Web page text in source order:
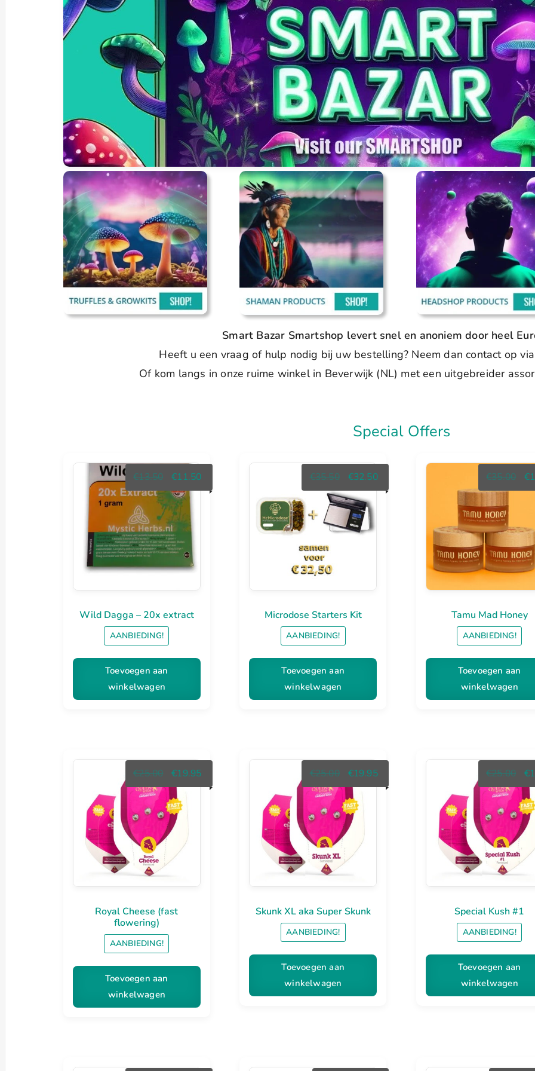
Smart Bazar Smartshop levert snel en anoniem door heel
Heeft u een vraag of hulp nodig bij uw bestelling? Neem dan contact op
Of kom langs in onze ruime winkel in Beverwijk (NL) met een uitgebreider
Special Offers
Wild Dagga – 20x extract
AANBIEDING!
€13.50
Oorspronkelijke
prijs
was:
€13.50.
€11.50Huidige
prijs
Toevoegen aan
winkelwagen
Microdose Starters Kit
AANBIEDING!
€35.50
Oorspronkelijke
prijs
was:
€35.50.
€32.50Huidige
prijs
Toevoegen aan
winkelwagen
Tamu Mad Honey
AANBIEDING!
€35.00 €
Toevoegen aan
winkelwagen
Royal Cheese (fast
flowering)
AANBIEDING!
€25.00
Oorspronkelijke
prijs
was:
€25.00.
€19.95Huidige
prijs
Toevoegen aan
winkelwagen
Skunk XL aka Super Skunk
AANBIEDING!
€25.00
Oorspronkelijke
prijs
was:
€25.00.
€19.95Huidige
prijs
Toevoegen aan
winkelwagen
Special Kush #1
AANBIEDING!
€25.00 €
Toevoegen aan
winkelwagen